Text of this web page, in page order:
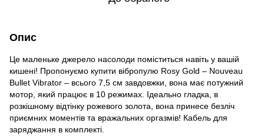
Опис
Це маленьке джерело насолоди поміститься навіть у вашій
кишені! Пропонуємо купити вібропулю Rosy Gold – Nouveau
Bullet Vibrator – всього 7,5 см завдовжки, вона має потужний
мотор, який працює в 10 режимах. Ідеально гладка, в
розкішному відтінку рожевого золота, вона принесе безліч
приємних моментів та вражальних оргазмів! Кабель для
заряджання в комплекті.